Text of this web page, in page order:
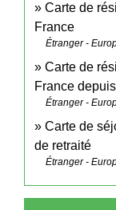
Carte de
France
Étranger -
Carte de
France
Étranger -
Carte de
de retraité
Étranger -